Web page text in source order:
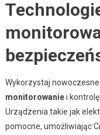
Wykorzystaj nowoczesne
monitorowaniei kontrolę
Urządzenia takie jak
pomocne, umożliwiając